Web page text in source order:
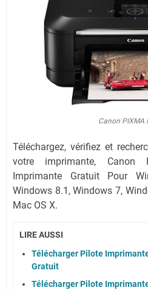
Canon PIXMA
Téléchargez, vérifiez et
votre imprimante, Canon
Imprimante Gratuit Pour
Windows 8.1, Windows 7,
Mac OS X.
LIRE AUSSI
Télécharger Pilote
Gratuit
Télécharger Pilote